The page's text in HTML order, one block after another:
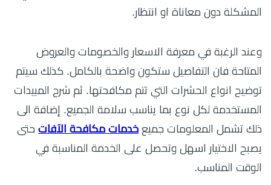
المشكلة دون معاناة او انتظار.
وعند الرغبة في معرفة الاسعار والخصومات والعروض
المتاحة فان التفاصيل ستكون واضحة بالكامل. كذلك سيتم
توضيح انواع الحشرات التي تتم مكافحتها. ثم شرح المبيدات
المستخدمة لكل نوع بما يناسب سلامة الجميع. إضافة الى
ذلك تشمل المعلومات جميع خدمات مكافحة الآفات حتى
يصبح الاختيار اسهل وتحصل على الخدمة المناسبة في
الوقت المناسب.